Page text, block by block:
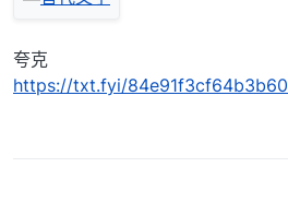
夸克
https://txt.fyi/84e91f3cf64b3b60